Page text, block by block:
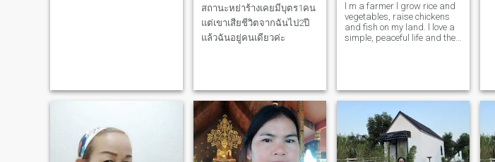
สถานะหย่าร้างเคยมีบุตร1คน
แต่เขาเสียชีวิตจากฉันไป2ปี
แล้วฉันอยู่คนเดียวค่ะ
l m a farmer l grow rice and
vegetables, raise chickens
and fish on my land. l love a
simple, peaceful life and the